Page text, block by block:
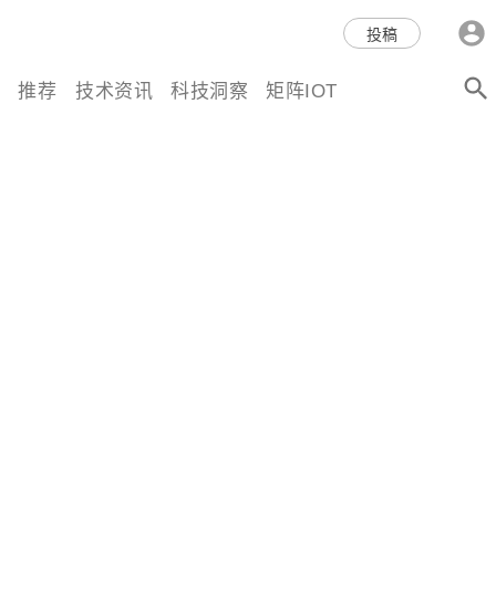
科技互联网,科技,资讯,动态,洞
察,量子,计算,AI,人工智能,机器
投稿
推荐 技术资讯 科技洞察 矩阵IOT